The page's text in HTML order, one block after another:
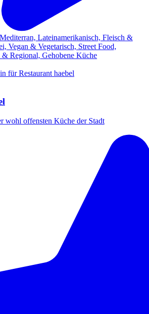
Lateinamerikanisch, Fleisch &
Vegan & Vegetarisch, Street Food,
Regional, Gehobene Küche
wohl offensten Küche der Stadt